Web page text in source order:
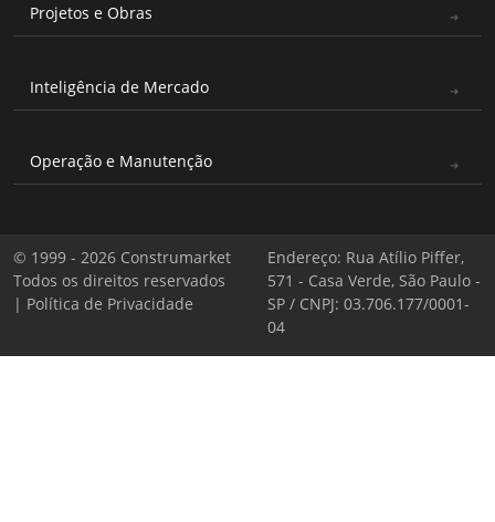
Projetos e Obras
Inteligência de Mercado
Operação e Manutenção
© 1999 - 2026 Construmarket
Todos os direitos reservados
| Política de Privacidade
Endereço: Rua Atílio Piffer,
571 - Casa Verde, São Paulo -
SP / CNPJ: 03.706.177/0001-
04